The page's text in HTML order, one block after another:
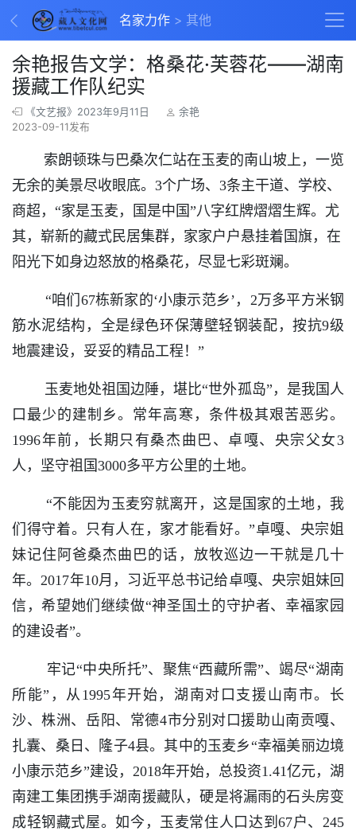
名家力作 其他
余艳报告文学：格桑花·芙蓉花——湖南
援藏工作队纪实
《文艺报》2023年9月11日
余艳
2023-09-11发布
索朗顿珠与巴桑次仁站在玉麦的南山坡上，一览
无余的美景尽收眼底。3个广场、3条主干道、学校、
商超，“家是玉麦，国是中国”八字红牌熠熠生辉。尤
其，崭新的藏式民居集群，家家户户悬挂着国旗，在
阳光下如身边怒放的格桑花，尽显七彩斑斓。
“咱们67栋新家的‘小康示范乡’，2万多平方米钢
筋水泥结构，全是绿色环保薄壁轻钢装配，按抗9级
地震建设，妥妥的精品工程！”
玉麦地处祖国边陲，堪比“世外孤岛”，是我国人
口最少的建制乡。常年高寒，条件极其艰苦恶劣。
1996年前，长期只有桑杰曲巴、卓嘎、央宗父女3
人，坚守祖国3000多平方公里的土地。
“不能因为玉麦穷就离开，这是国家的土地，我
们得守着。只有人在，家才能看好。”卓嘎、央宗姐
妹记住阿爸桑杰曲巴的话，放牧巡边一干就是几十
年。2017年10月，习近平总书记给卓嘎、央宗姐妹回
信，希望她们继续做“神圣国土的守护者、幸福家园
的建设者”。
牢记“中央所托”、聚焦“西藏所需”、竭尽“湖南
所能”，从1995年开始，湖南对口支援山南市。长
沙、株洲、岳阳、常德4市分别对口援助山南贡嘎、
扎囊、桑日、隆子4县。其中的玉麦乡“幸福美丽边境
小康示范乡”建设，2018年开始，总投资1.41亿元，湖
南建工集团携手湖南援藏队，硬是将漏雨的石头房变
成轻钢藏式屋。如今，玉麦常住人口达到67户、245